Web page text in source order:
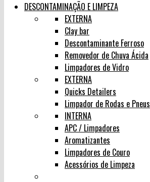
DESCONTAMINAÇÃO E LIMPEZA
EXTERNA
Clay bar
Descontaminante Ferroso
Removedor de Chuva Ácida
Limpadores de Vidro
EXTERNA
Quicks Detailers
Limpador de Rodas e Pneus
INTERNA
APC / Limpadores
Aromatizantes
Limpadores de Couro
Acessórios de Limpeza